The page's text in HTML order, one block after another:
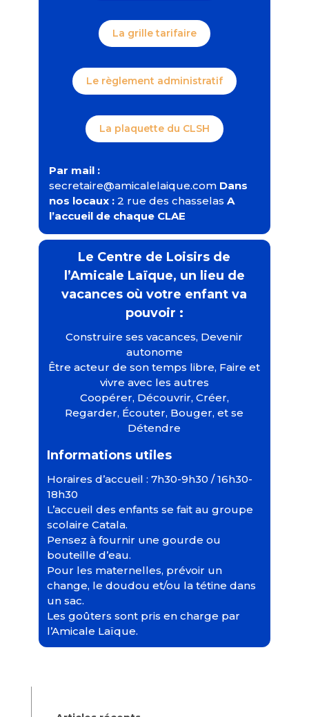
La grille tarifaire
Le règlement administratif
La plaquette du CLSH
Par mail :
secretaire@amicalelaique.com Dans
nos locaux : 2 rue des chasselas A
l’accueil de chaque CLAE
Le Centre de Loisirs de
l’Amicale Laïque, un lieu de
vacances où votre enfant va
pouvoir :
Construire ses vacances, Devenir
autonome
Être acteur de son temps libre, Faire et
vivre avec les autres
Coopérer, Découvrir, Créer,
Regarder, Écouter, Bouger, et se
Détendre
Informations utiles
Horaires d’accueil : 7h30-9h30 / 16h30-
18h30
L’accueil des enfants se fait au groupe
scolaire Catala.
Pensez à fournir une gourde ou
bouteille d’eau.
Pour les maternelles, prévoir un
change, le doudou et/ou la tétine dans
un sac.
Les goûters sont pris en charge par
l’Amicale Laïque.